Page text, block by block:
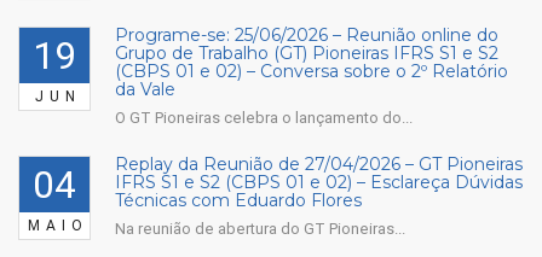
19
JUN
Programe-se: 25/06/2026 – Reunião online do
Grupo de Trabalho (GT) Pioneiras IFRS S1 e S2
(CBPS 01 e 02) – Conversa sobre o 2º Relatório
da Vale
O GT Pioneiras celebra o lançamento do...
04
MAIO
Replay da Reunião de 27/04/2026 – GT Pioneiras
IFRS S1 e S2 (CBPS 01 e 02) – Esclareça Dúvidas
Técnicas com Eduardo Flores
Na reunião de abertura do GT Pioneiras...